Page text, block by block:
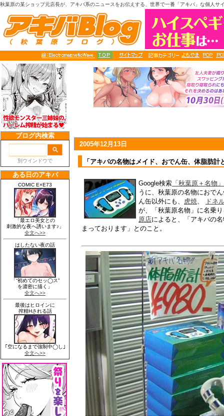
秋葉原の某ショップ元店長が、アキバ系のニュースをお伝えする、世界で一番「アキバ」な個人サ
2005年12月13日
「アキバの名物はメイド、おでん缶、体脂肪計
Google検索 「秋葉原＋名物」
うに、秋葉原の名物におで
ん缶以外にも、 虎焼、
ドネ
が、「秋葉原名物」に名乗
原店によると、「アキバの
まっております」とのこと。